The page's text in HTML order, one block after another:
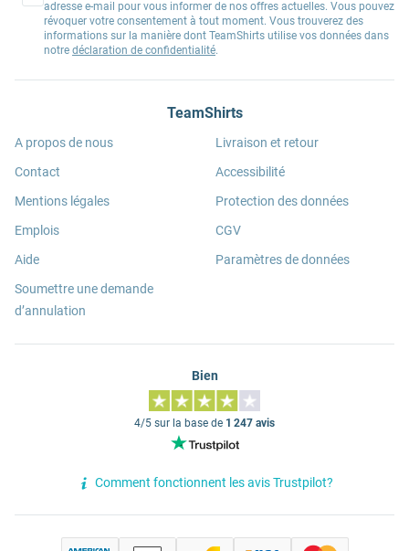
adresse e-mail pour vous informer de nos offres actuelles. Vous pouvez
révoquer votre consentement à tout moment. Vous trouverez des
informations sur la manière dont TeamShirts utilise vos données dans
notre déclaration de confidentialité.
TeamShirts
A propos de nous
Contact
Mentions légales
Emplois
Aide
Soumettre une demande
d’annulation
Livraison et retour
Accessibilité
Protection des données
CGV
Paramètres de données
Bien
4/5 sur la base de 1 247 avis
Comment fonctionnent les avis Trustpilot?